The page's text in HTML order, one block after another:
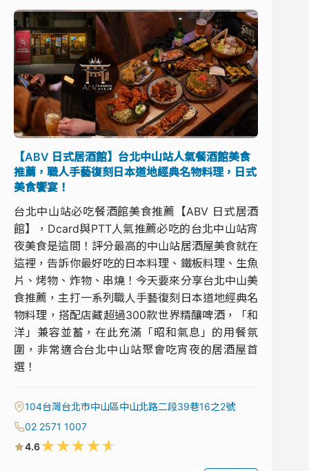
【ABV 日式居酒館】台北中山站人氣餐酒館美食
推薦，職人手藝復刻日本道地經典名物料理，日式
美食饗宴！
台北中山站必吃餐酒館美食推薦【ABV 日式居酒
館】，Dcard與PTT人氣推薦必吃的台北中山站宵
夜美食是這間！評分最高的中山站居酒屋美食就在
這裡，告訴你最好吃的日本料理、鐵板料理、生魚
片、烤物、炸物、串燒！今天要來分享台北中山美
食推薦，主打一系列職人手藝復刻日本道地經典名
物料理，搭配店藏超過300款世界精釀啤酒，「和
洋」兼容並蓄，在此充滿「昭和氣息」的用餐氛
圍，非常適合台北中山站聚會吃宵夜的居酒屋首
選！
104台灣台北市中山區中山北路二段39巷16之2號
02 2571 1007
4.6★★★★★